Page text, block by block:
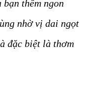
thêm ngon
nhờ vị dai ngọt
đặc biệt là thơm